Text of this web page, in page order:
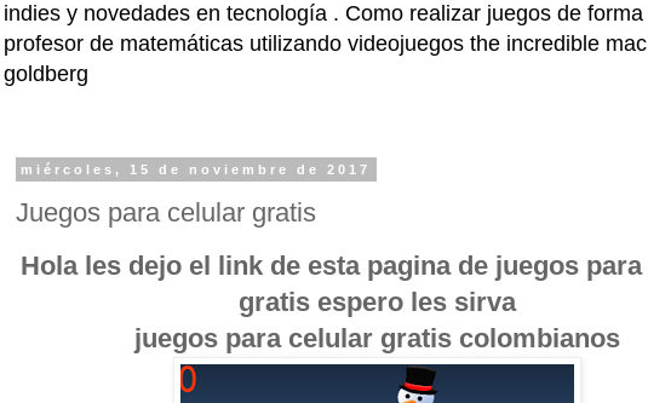
indies y novedades en tecnología . Como realizar juegos de
profesor de matemáticas utilizando videojuegos the incredible
goldberg
miércoles, 15 de noviembre de 2017
Juegos para celular gratis
Hola les dejo el link de esta pagina de juegos
gratis espero les sirva
juegos para celular gratis colombianos